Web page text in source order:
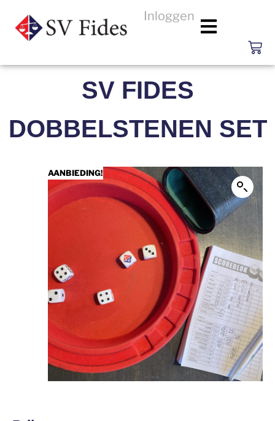
Inloggen
SV FIDES
DOBBELSTENEN SET
AANBIEDING!